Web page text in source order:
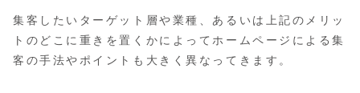
集客したいターゲット層や業種、あるいは上記のメリッ
トのどこに重きを置くかによってホームページによる集
客の手法やポイントも大きく異なってきます。